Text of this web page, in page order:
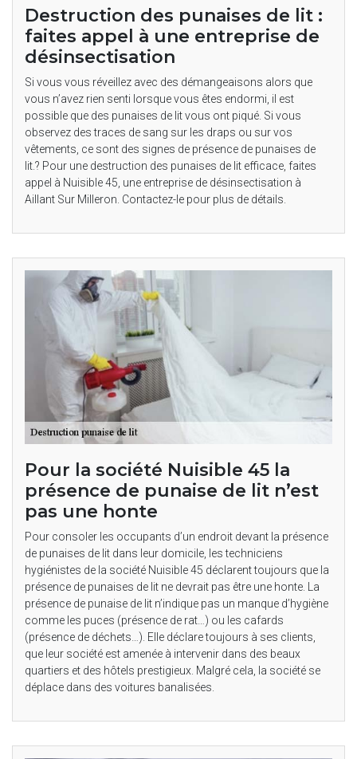
Destruction des punaises de lit :
faites appel à une entreprise de
désinsectisation
Si vous vous réveillez avec des démangeaisons alors que
vous n’avez rien senti lorsque vous êtes endormi, il est
possible que des punaises de lit vous ont piqué. Si vous
observez des traces de sang sur les draps ou sur vos
vêtements, ce sont des signes de présence de punaises de
lit.? Pour une destruction des punaises de lit efficace, faites
appel à Nuisible 45, une entreprise de désinsectisation à
Aillant Sur Milleron. Contactez-le pour plus de détails.
Pour la société Nuisible 45 la
présence de punaise de lit n’est
pas une honte
Pour consoler les occupants d’un endroit devant la présence
de punaises de lit dans leur domicile, les techniciens
hygiénistes de la société Nuisible 45 déclarent toujours que la
présence de punaises de lit ne devrait pas être une honte. La
présence de punaise de lit n’indique pas un manque d’hygiène
comme les puces (présence de rat…) ou les cafards
(présence de déchets…). Elle déclare toujours à ses clients,
que leur société est amenée à intervenir dans des beaux
quartiers et des hôtels prestigieux. Malgré cela, la société se
déplace dans des voitures banalisées.